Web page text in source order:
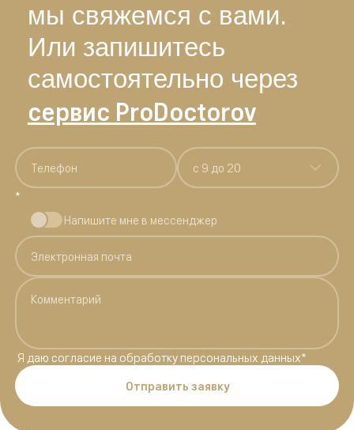
мы свяжемся с вами.
Или запишитесь
самостоятельно через
сервис ProDoctorov
*
c 9 до 20
Напишите мне в мессенджер
Я даю согласие на обработку персональных данных*
Отправить заявку